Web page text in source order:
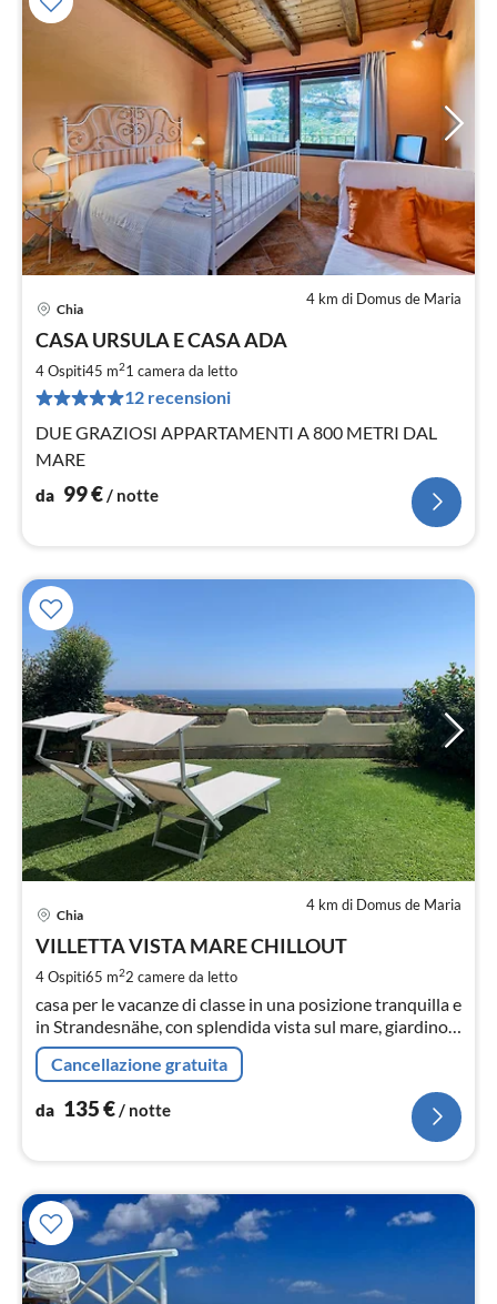
4 km di Domus de Maria
Chia
CASA URSULA E CASA ADA
4 Ospiti45 m21 camera da letto
12 recensioni
DUE GRAZIOSI APPARTAMENTI A 800 METRI DAL
MARE
da 99€/ notte
4 km di Domus de Maria
Chia
VILLETTA VISTA MARE CHILLOUT
4 Ospiti65 m22 camere da letto
casa per le vacanze di classe in una posizione tranquilla e
in Strandesnähe, con splendida vista sul mare, giardino
privato, aria condizionata, TV satellitare, internet,
barbecue e parcheggio privato.
Cancellazione gratuita
da 135€/ notte